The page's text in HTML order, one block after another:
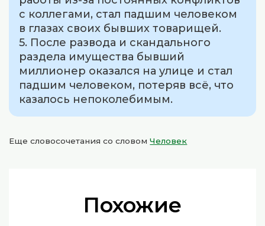
с коллегами, стал падшим человеком
в глазах своих бывших товарищей.
5. После развода и скандального
раздела имущества бывший
миллионер оказался на улице и стал
падшим человеком, потеряв всё, что
казалось непоколебимым.
Еще словосочетания со словомЧеловек
Похожие